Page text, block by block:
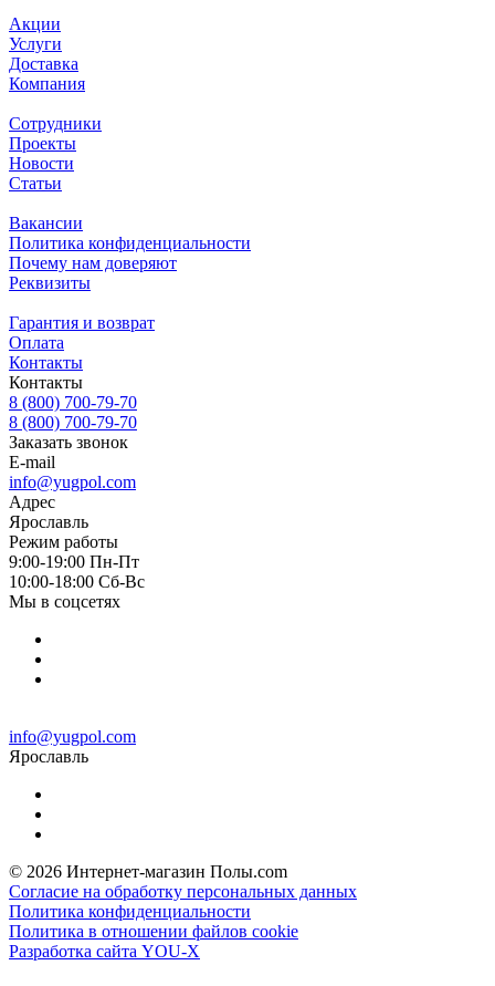
Акции
Услуги
Доставка
Компания
Сотрудники
Проекты
Новости
Статьи
Вакансии
Политика конфиденциальности
Почему нам доверяют
Реквизиты
Гарантия и возврат
Оплата
Контакты
Контакты
8 (800) 700-79-70
8 (800) 700-79-70
Заказать звонок
E-mail
info@yugpol.com
Адрес
Ярославль
Режим работы
9:00-19:00 Пн-Пт
10:00-18:00 Cб-Вс
Мы в соцсетях
info@yugpol.com
Ярославль
© 2026 Интернет-магазин Полы.com
Согласие на обработку персональных данных
Политика конфиденциальности
Политика в отношении файлов cookie
Разработка сайта YOU-X